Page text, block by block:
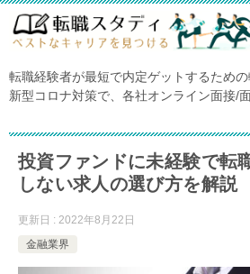
転職経験者が最短で内定ゲットするため
新型コロナ対策で、各社オンライン面接/
投資ファンドに未経験で転
しない求人の選び方を解説
更新日 : 2022年8月22日
金融業界